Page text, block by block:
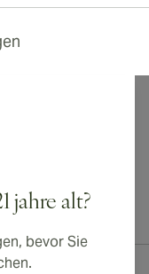
jahre alt?
bevor Sie
Königreich und